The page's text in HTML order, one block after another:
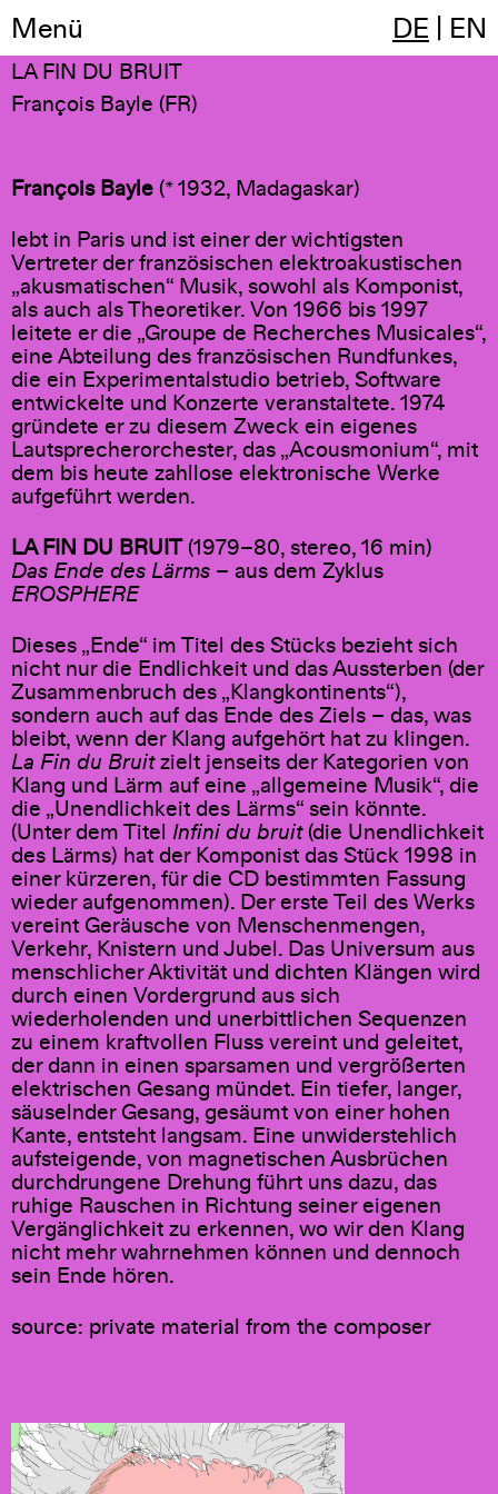
Menü DE EN
18:46
LA FIN DU BRUIT
François Bayle (FR)
François Bayle (* 1932, Madagaskar)
lebt in Paris und ist einer der wichtigsten
Vertreter der französischen elektroakustischen
„akusmatischen“ Musik, sowohl als Komponist,
als auch als Theoretiker. Von 1966 bis 1997
leitete er die „Groupe de Recherches Musicales“,
eine Abteilung des französischen Rundfunkes,
die ein Experimentalstudio betrieb, Software
entwickelte und Konzerte veranstaltete. 1974
gründete er zu diesem Zweck ein eigenes
Lautsprecherorchester, das „Acousmonium“, mit
dem bis heute zahllose elektronische Werke
aufgeführt werden.
LA FIN DU BRUIT(1979–80, stereo, 16 min)
Das Ende des Lärms – aus dem Zyklus
EROSPHERE
Dieses „Ende“ im Titel des Stücks bezieht sich
nicht nur die Endlichkeit und das Aussterben (der
Zusammenbruch des „Klangkontinents“),
sondern auch auf das Ende des Ziels – das, was
bleibt, wenn der Klang aufgehört hat zu klingen.
La Fin du Bruitzielt jenseits der Kategorien von
Klang und Lärm auf eine „allgemeine Musik“, die
die „Unendlichkeit des Lärms“ sein könnte.
(Unter dem Titel Infini du bruit(die Unendlichkeit
des Lärms) hat der Komponist das Stück 1998 in
einer kürzeren, für die CD bestimmten Fassung
wieder aufgenommen). Der erste Teil des Werks
vereint Geräusche von Menschenmengen,
Verkehr, Knistern und Jubel. Das Universum aus
menschlicher Aktivität und dichten Klängen wird
durch einen Vordergrund aus sich
wiederholenden und unerbittlichen Sequenzen
zu einem kraftvollen Fluss vereint und geleitet,
der dann in einen sparsamen und vergrößerten
elektrischen Gesang mündet. Ein tiefer, langer,
säuselnder Gesang, gesäumt von einer hohen
Kante, entsteht langsam. Eine unwiderstehlich
aufsteigende, von magnetischen Ausbrüchen
durchdrungene Drehung führt uns dazu, das
ruhige Rauschen in Richtung seiner eigenen
Vergänglichkeit zu erkennen, wo wir den Klang
nicht mehr wahrnehmen können und dennoch
sein Ende hören.
source: private material from the composer